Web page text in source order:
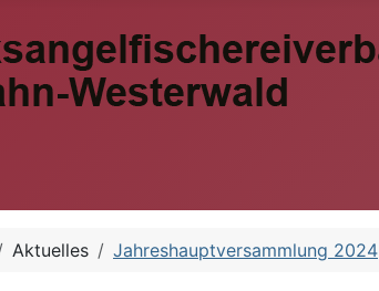
Aktuelles Jahreshauptversammlung 2024